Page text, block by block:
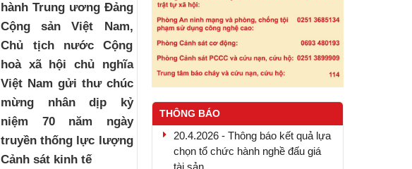
hành Trung ương Đảng
Cộng sản Việt Nam,
Chủ tịch nước Cộng
hoà xã hội chủ nghĩa
Việt Nam gửi thư chúc
mừng nhân dịp kỷ
niệm 70 năm ngày
truyền thống lực lượng
Cảnh sát kinh tế
THÔNG BÁO
20.4.2026 - Thông báo kết quả lựa
chọn tổ chức hành nghề đấu giá
tài sản